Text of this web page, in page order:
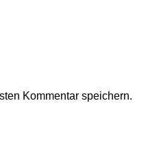
Kommentar speichern.